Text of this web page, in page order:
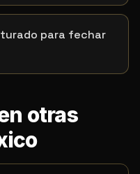
para fechar
otras